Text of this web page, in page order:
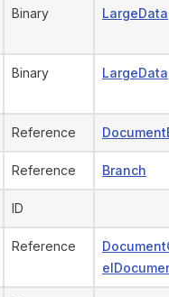
Binary LargeData
Binary LargeData
Reference
Reference Branch
ID
Reference